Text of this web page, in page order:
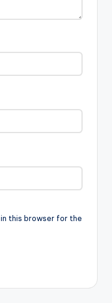
this browser for the